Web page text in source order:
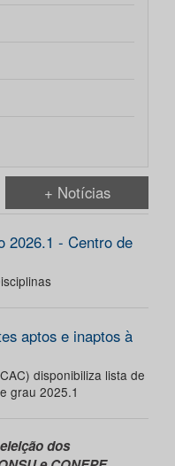
+ Notícias
2026.1 - Centro de
aptos e inaptos à
disponibiliza lista de
grau 2025.1
dos